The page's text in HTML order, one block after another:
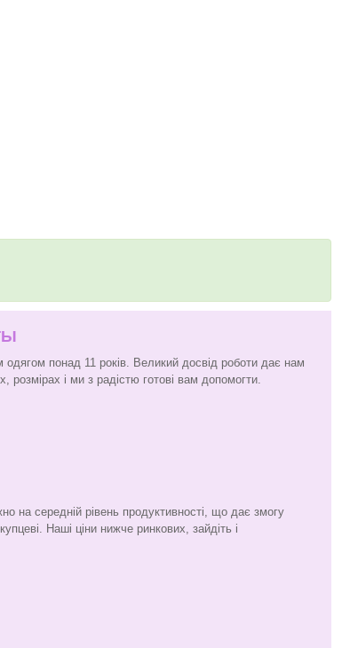
одягом понад 11 років. Великий досвід роботи дає нам
розмірах і ми з радістю готові вам допомогти.
на середній рівень продуктивності, що дає змогу
Наші ціни нижче ринкових, зайдіть і